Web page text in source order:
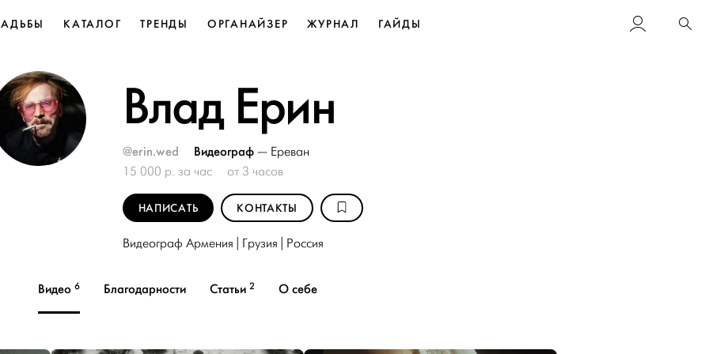
КАТАЛОГ ТРЕНДЫ ОРГАНАЙЗЕР ЖУРНАЛ ГАЙДЫ
Влад Ерин
@erin.wed Видеограф — Ереван
15 000 р. за час
от 3 часов
НАПИСАТЬ КОНТАКТЫ
Видеограф Армения | Грузия | Россия
Видео 6 Благодарности Статьи 2 О себе